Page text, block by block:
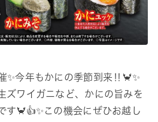
✨今年もかにの季節到来‼🦀✨
ズワイガニなど、かにの旨みを
す🦀👍✨この機会にぜひお越し